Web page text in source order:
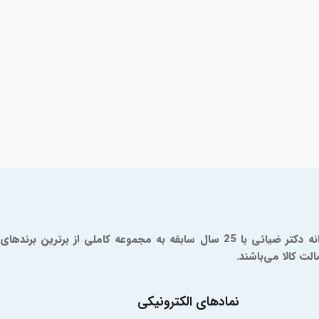
داروخانه آنلاین دکتر ضیائی یک مرجع مورد تایید سازمان و غذا و دارو است که از سال 1379 فعالیت خود را آغاز کرده است. شما در داروخانه دکتر ضیائی با 25 سال سابقه به مجموعه کاملی از برترین برندهای
کالا می‌باشند.
نمادهای الکترونیکی